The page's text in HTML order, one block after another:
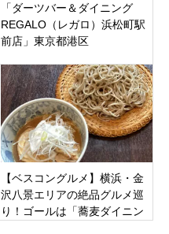
「ダーツバー＆ダイニング
REGALO（レガロ）浜松町駅
前店」東京都港区
【ベスコングルメ】横浜・金
沢八景エリアの絶品グルメ巡
り！ゴールは「蕎麦ダイニン